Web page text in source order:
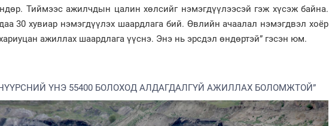
Тиймээс ажилчдын цалин хөлсийг нэмэгдүүлээсэй гэж хүсэж байна.
30 хувиар нэмэгдүүлэх шаардлага бий. Өвлийн ачаалал нэмэгдвэл хоёр
ажиллах шаардлага үүснэ. Энэ нь эрсдэл өндөртэй” гэсэн юм.
ҮНЭ 55400 БОЛОХОД АЛДАГДАЛГҮЙ АЖИЛЛАХ БОЛОМЖТОЙ”